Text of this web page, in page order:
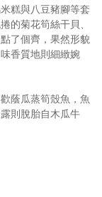
糕與八豆豬腳等套
的菊花筍絲干貝、
了個齊，果然形貌
香質地則細緻婉
蔭瓜蒸筍殼魚，魚
則脫胎自木瓜牛